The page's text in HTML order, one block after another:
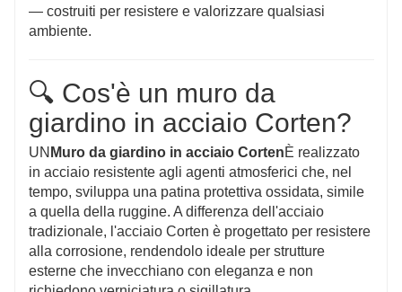
— costruiti per resistere e valorizzare qualsiasi
ambiente.
🔍 Cos'è un muro da
giardino in acciaio Corten?
UN Muro da giardino in acciaio CortenÈ realizzato
in acciaio resistente agli agenti atmosferici che, nel
tempo, sviluppa una patina protettiva ossidata, simile
a quella della ruggine. A differenza dell'acciaio
tradizionale, l'acciaio Corten è progettato per resistere
alla corrosione, rendendolo ideale per strutture
esterne che invecchiano con eleganza e non